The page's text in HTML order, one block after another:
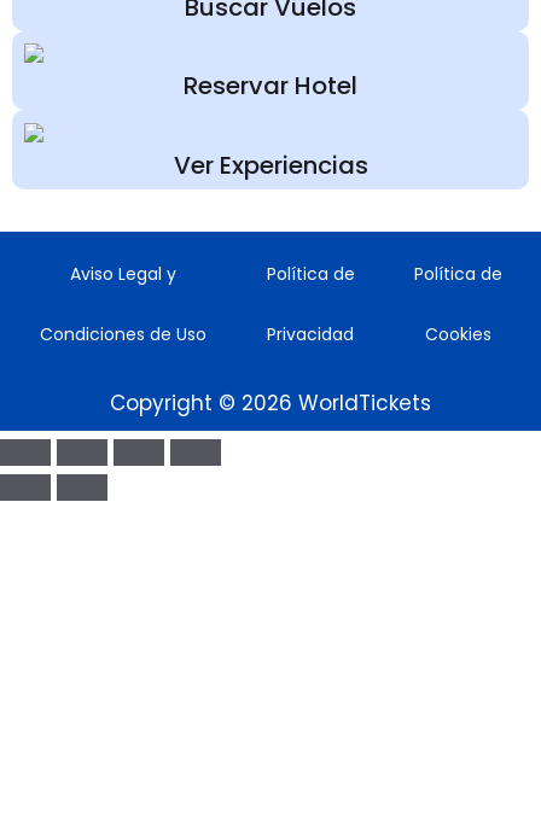
Reservar Hotel
Ver Experiencias
Aviso Legal y
Condiciones de Uso
Política de
Privacidad
Política de
Cookies
Copyright © 2026 WorldTickets